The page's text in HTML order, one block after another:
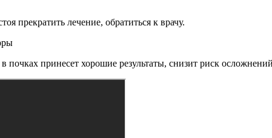
прекратить лечение, обратиться к врачу.
принесет хорошие результаты, снизит риск